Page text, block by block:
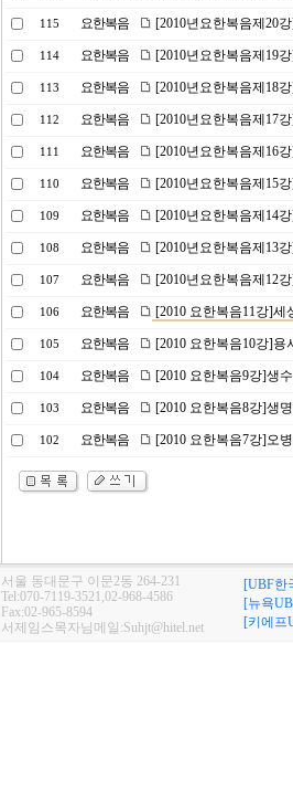
115 요한복음 [2010년요한복음제20
114 요한복음 [2010년요한복음제19
113 요한복음 [2010년요한복음제18
112 요한복음 [2010년요한복음제17
111 요한복음 [2010년요한복음제16
110 요한복음 [2010년요한복음제15
109 요한복음 [2010년요한복음제14
108 요한복음 [2010년요한복음제13
107 요한복음 [2010년요한복음제12
106 요한복음 [2010 요한복음11강]세
105 요한복음 [2010 요한복음10강]용
104 요한복음 [2010 요한복음9강]생
103 요한복음 [2010 요한복음8강]생
102 요한복음 [2010 요한복음7강]오
서울 동대문구 이문2동 264-231
Tel:070-7119-3521,02-968-4586
Fax:02-965-8594
서제임스목자님메일:Suhjt@hitel.net
[UBF한
[뉴욕
[키에프